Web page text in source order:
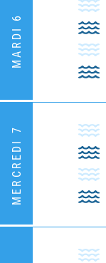
MARDI 6
MERCREDI 7